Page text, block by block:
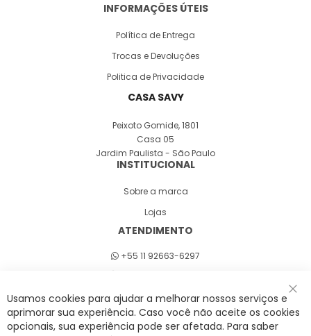
INFORMAÇÕES ÚTEIS
Política de Entrega
Trocas e Devoluções
Politica de Privacidade
CASA SAVY
Peixoto Gomide, 1801
Casa 05
Jardim Paulista - São Paulo
INSTITUCIONAL
Sobre a marca
Lojas
ATENDIMENTO
+55 11 92663-6297
A Savy é uma lifestyle brand. Uma marca que promove fluidez para viver
Usamos cookies para ajudar a melhorar nossos serviços e
aprimorar sua experiência. Caso você não aceite os cookies
opcionais, sua experiência pode ser afetada. Para saber